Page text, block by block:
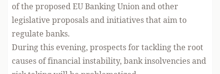
of the proposed EU Banking Union and other
legislative proposals and initiatives that aim to
regulate banks.
During this evening, prospects for tackling the root
causes of financial instability, bank insolvencies and